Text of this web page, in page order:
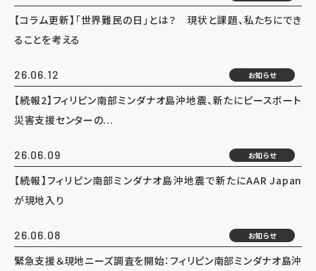
【コラム更新】「世界難民の日」とは？ 現状と課題、私たちにでき
ることを考える
26.06.12 お知らせ
【続報2】フィリピン南部ミンダナオ島沖地震、新たにピースボート
災害支援センターの...
26.06.09 お知らせ
【続報】フィリピン南部ミンダナオ島沖地震で新たにAAR Japan
が現地入り
26.06.08 お知らせ
緊急支援＆現地ニーズ調査を開始：フィリピン南部ミンダナオ島沖